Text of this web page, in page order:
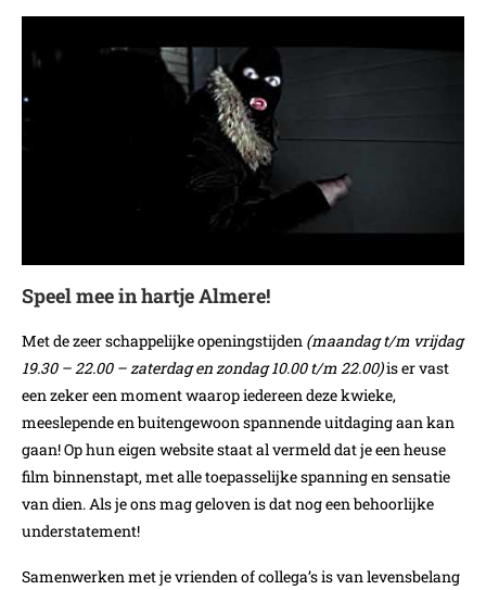
Speel mee in hartje Almere!
Met de zeer schappelijke openingstijden (maandag t/m vrijdag
19.30 – 22.00 – zaterdag en zondag 10.00 t/m 22.00)is er vast
een zeker een moment waarop iedereen deze kwieke,
meeslepende en buitengewoon spannende uitdaging aan kan
gaan! Op hun eigen website staat al vermeld dat je een heuse
film binnenstapt, met alle toepasselijke spanning en sensatie
van dien. Als je ons mag geloven is dat nog een behoorlijke
understatement!
Samenwerken met je vrienden of collega’s is van levensbelang